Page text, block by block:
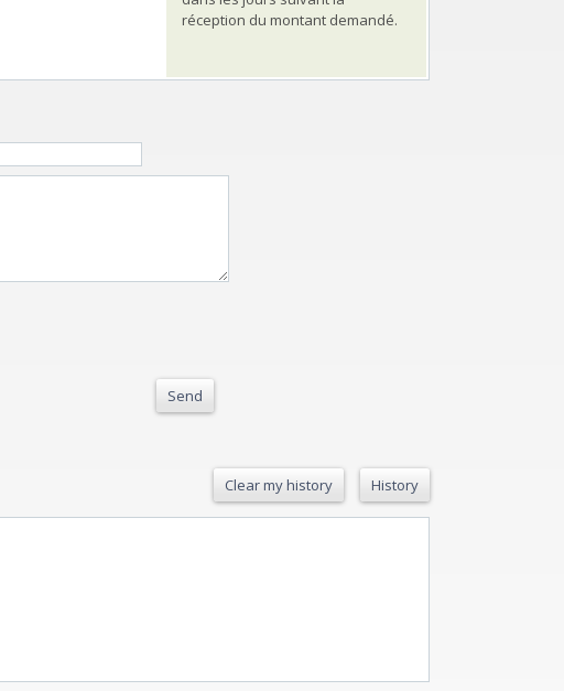
réception du montant demandé.
Send
Clear my history History